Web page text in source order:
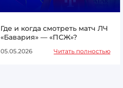
Где и когда смотреть матч ЛЧ
«Бавария» — «ПСЖ»?
05.05.2026 Читать полностью